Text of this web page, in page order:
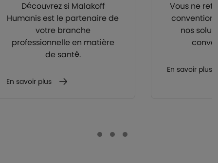
Découvrez si Malakoff
Humanis est le partenaire de
votre branche
professionnelle en matière
de santé.
En savoir plus
Vous ne
convention
nos
En savoir plus